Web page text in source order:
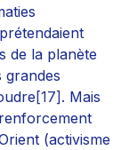
de la planète
grandes
[17]. Mais
(activisme